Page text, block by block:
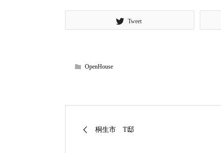
Tweet
OpenHouse
桐生市 T邸